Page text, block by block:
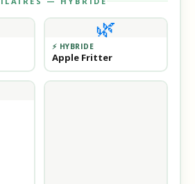
🌿
⚡ HYBRIDE
Apple Fritter